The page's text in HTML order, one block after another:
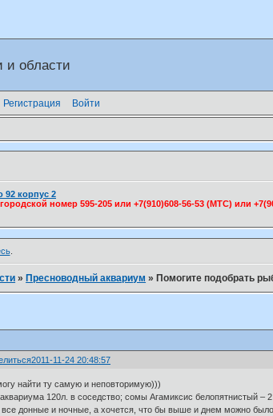
и области
Регистрация Войти
92 корпус 2
номер 595-205 или +7(910)608-56-53 (МТС) или
.
» Пресноводный аквариум » Помогите подобрать
2011-11-24 20:48:57
найти ту самую и неповторимую)))
120л. в соседство; сомы Агамиксис белопятнистый
донные и ночные, а хочется, что бы выше и днем можно было